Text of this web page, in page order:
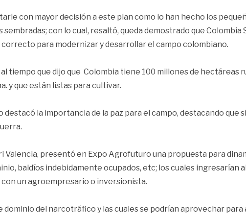
con mayor decisión a este plan como lo han hecho los
con lo cual, resaltó, queda demostrado que Colombia
para modernizar y desarrollar el campo colombiano.
que dijo que Colombia tiene 100 millones de hectáreas
y que están listas para cultivar.
la importancia de la paz para el campo, destacando que
presentó en Expo Agrofuturo una propuesta para
baldíos indebidamente ocupados, etc; los cuales ingresarían
con un agroempresario o inversionista.
del narcotráfico y las cuales se podrían aprovechar para